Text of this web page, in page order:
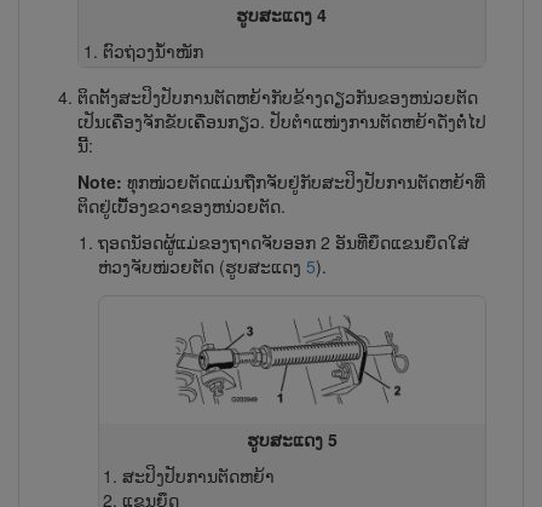
ຮູບສະແດງ 4
ຕົວຖ່ວງນ້ຳໜັກ
ຕິດຕັ້ງສະປິງປັບການຕັດຫຍ້າກັບຂ້າງດຽວກັນຂອງຫນ່ວຍຕັດ
ເປັນເຄື່ອງຈັກຂັບເຄື່ອນກຽວ. ປັບ​ຕຳແໜ່ງ​ການ​ຕັດ​ຫຍ້າ​ດັ່ງ​ຕໍ່​ໄປ
ນີ້:
Note: ທຸກໜ່ວຍຕັດແມ່ນຖືກຈັບຢູ່ກັບສະປິງປັບການຕັດຫຍ້າທີ່
ຕິດຢູ່ເບື້ອງຂວາຂອງຫນ່ວຍຕັດ.
ຖອດນັອດຜູ້ແມ່ຂອງຖາດຈັບອອກ 2 ອັນທີ່ຍຶດແຂນຍຶດໃສ່
ຫ່ວງ​ຈັບໜ່ວຍຕັດ (ຮູບສະແດງ 5).
ຮູບສະແດງ 5
ສະປິງປັບການຕັດຫຍ້າ
ແຂນຍຶດ